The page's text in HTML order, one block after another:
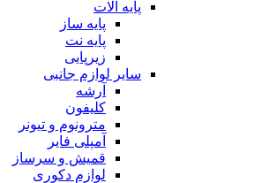
پایه آلات
پایه ساز
پایه نت
زیرپایی
سایر لوازم جانبی
آرشه
کلیفون
مترونوم و تیونر
آمپلی فایر
قمیش و سرساز
لوازم دکوری